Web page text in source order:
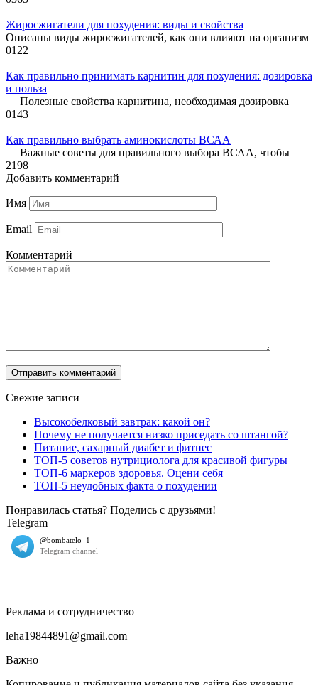
Жиросжигатели для похудения: виды и свойства
Описаны виды жиросжигателей, как они влияют на организм
0122
Как правильно принимать карнитин для похудения: дозировка
и польза
Полезные свойства карнитина, необходимая дозировка
0143
Как правильно выбрать аминокислоты ВСАА
Важные советы для правильного выбора ВСАА, чтобы
2198
Добавить комментарий
Имя
Email
Комментарий
Свежие записи
Высокобелковый завтрак: какой он?
Почему не получается низко приседать со штангой?
Питание, сахарный диабет и фитнес
ТОП-5 советов нутрициолога для красивой фигуры
ТОП-6 маркеров здоровья. Оцени себя
ТОП-5 неудобных факта о похудении
Понравилась статья? Поделись с друзьями!
Telegram
Реклама и сотрудничество
leha19844891@gmail.com
Важно